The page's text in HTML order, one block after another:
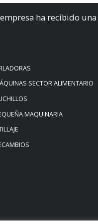
empresa ha recibido
SECTOR ALIMENTARIO
MAQUINARIA